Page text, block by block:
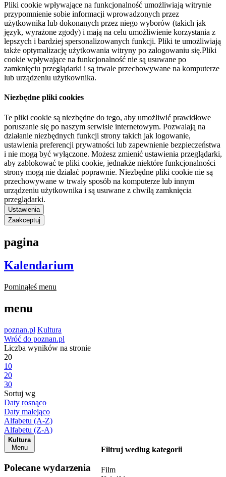
Pliki cookie wpływające na funkcjonalność umożliwiają witrynie
przypomnienie sobie informacji wprowadzonych przez
użytkownika lub dokonanych przez niego wyborów (takich jak
język, wyrażone zgody) i mają na celu umożliwienie korzystania z
lepszych i bardziej spersonalizowanych funkcji. Pliki te umożliwiają
także optymalizację użytkowania witryny po zalogowaniu się.Pliki
cookie wpływające na funkcjonalność nie są usuwane po
zamknięciu przeglądarki i są trwale przechowywane na komputerze
lub urządzeniu użytkownika.
Niezbędne pliki cookies
Te pliki cookie są niezbędne do tego, aby umożliwić prawidłowe
poruszanie się po naszym serwisie internetowym. Pozwalają na
działanie niezbędnych funkcji strony takich jak logowanie,
ustawienia preferencji prywatności lub zapewnienie bezpieczeństwa
i nie mogą być wyłączone. Możesz zmienić ustawienia przeglądarki,
aby zablokować te pliki cookie, jednakże niektóre funkcjonalności
strony mogą nie działać poprawnie. Niezbędne pliki cookie nie są
przechowywane w trwały sposób na komputerze lub innym
urządzeniu użytkownika i są usuwane z chwilą zamknięcia
przeglądarki.
Ustawienia
Zaakceptuj
pagina
Kalendarium
Pominąłeś menu
menu
poznan.pl Kultura
Wróć do poznan.pl
Liczba wyników na stronie
20
10
20
30
Sortuj wg
Daty rosnąco
Daty malejąco
Alfabetu (A-Z)
Alfabetu (Z-A)
Kultura
Menu
Polecane wydarzenia
Filtruj według kategorii
Film